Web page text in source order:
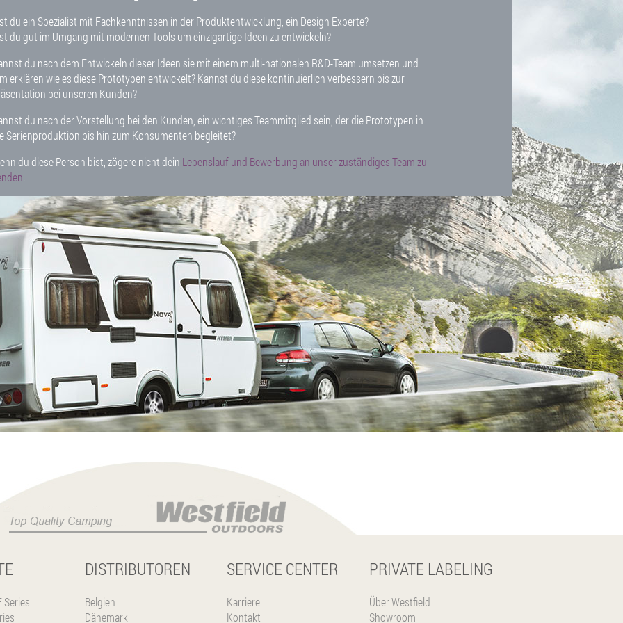
du ein Spezialist mit Fachkenntnissen in der Produktentwicklung, ein Design Experte?
du gut im Umgang mit modernen Tools um einzigartige Ideen zu entwickeln?
du nach dem Entwickeln dieser Ideen sie mit einem multi-nationalen R&D-Team umsetzen und
erklären wie es diese Prototypen entwickelt? Kannst du diese kontinuierlich verbessern bis zur
bei unseren Kunden?
du nach der Vorstellung bei den Kunden, ein wichtiges Teammitglied sein, der die Prototypen in
Serienproduktion bis hin zum Konsumenten begleitet?
du diese Person bist, zögere nicht dein Lebenslauf und Bewerbung an unser zuständiges Team zu
.
are this person,please do not hesitate to submit your resume with proven background to our
Series
DISTRIBUTOREN
Belgien
Dänemark
SERVICE CENTER
Karriere
Kontakt
PRIVATE LABELING
Über Westfield
Showroom